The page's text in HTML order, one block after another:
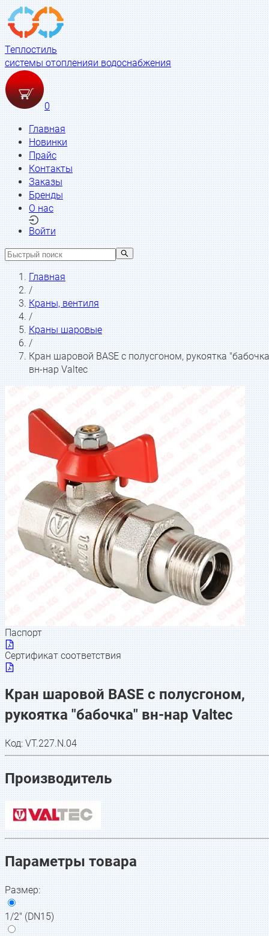
Теплостиль
системы отопленияи водоснабжения
0
Главная
Новинки
Прайс
Контакты
Заказы
Бренды
О нас
Войти
Главная
/
Краны, вентиля
/
Краны шаровые
/
Кран шаровой BASE с полусгоном, рукоятка
вн-нар Valtec
Паспорт
Сертификат соответствия
Кран шаровой BASE с полусгоном,
рукоятка "бабочка" вн-нар Valtec
Код:VT.227.N.04
Производитель
Параметры товара
Размер:
1/2" (DN15)